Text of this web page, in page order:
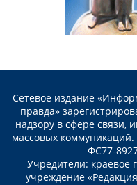
Сетевое издание
правда»
надзору в сфере связи,
массовых
ФС77-
Учредители: краевое
учреждение